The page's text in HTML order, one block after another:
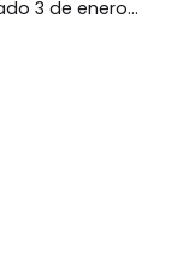
3 de enero